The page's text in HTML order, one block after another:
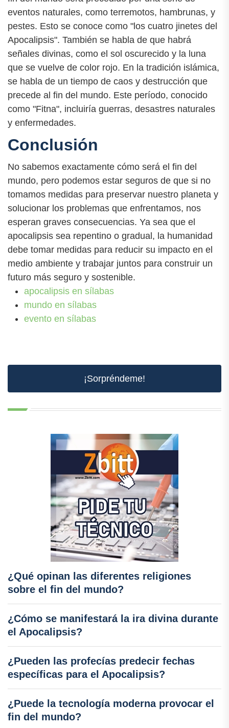
eventos naturales, como terremotos, hambrunas, y
pestes. Esto se conoce como "los cuatro jinetes del
Apocalipsis". También se habla de que habrá
señales divinas, como el sol oscurecido y la luna
que se vuelve de color rojo. En la tradición islámica,
se habla de un tiempo de caos y destrucción que
precede al fin del mundo. Este período, conocido
como "Fitna", incluiría guerras, desastres naturales
y enfermedades.
Conclusión
No sabemos exactamente cómo será el fin del
mundo, pero podemos estar seguros de que si no
tomamos medidas para preservar nuestro planeta y
solucionar los problemas que enfrentamos, nos
esperan graves consecuencias. Ya sea que el
apocalipsis sea repentino o gradual, la humanidad
debe tomar medidas para reducir su impacto en el
medio ambiente y trabajar juntos para construir un
futuro más seguro y sostenible.
apocalipsis en sílabas
mundo en sílabas
evento en sílabas
¡Sorpréndeme!
¿Qué opinan las diferentes religiones
sobre el fin del mundo?
¿Cómo se manifestará la ira divina durante
el Apocalipsis?
¿Pueden las profecías predecir fechas
específicas para el Apocalipsis?
¿Puede la tecnología moderna provocar el
fin del mundo?